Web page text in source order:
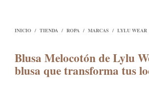
INICIO / TIENDA / ROPA / MARCAS / LYLU WEAR
Blusa Melocotón de Lylu
blusa que transforma tus